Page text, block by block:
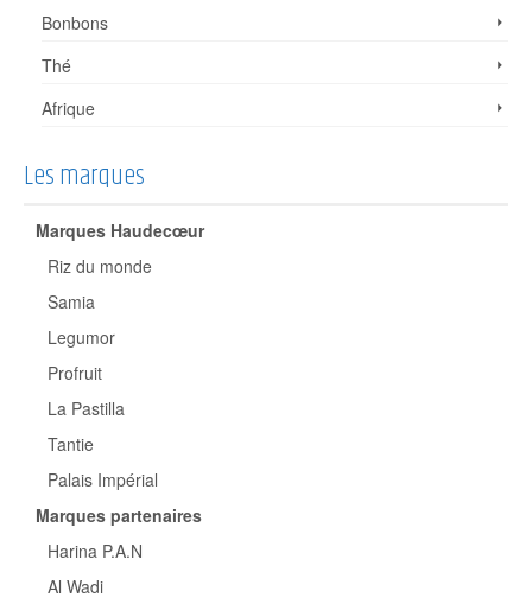
Bonbons
Thé
Afrique
Les marques
Marques Haudecœur
Riz du monde
Samia
Legumor
Profruit
La Pastilla
Tantie
Palais Impérial
Marques partenaires
Harina P.A.N
Al Wadi